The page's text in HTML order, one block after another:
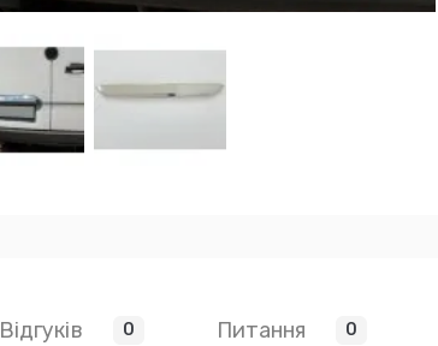
Відгуків 0 Питання 0